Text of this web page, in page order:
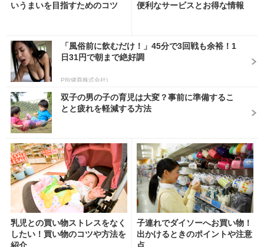
いうまいを目指すためのコツ
便利なサービスとお得な情報
「風俗前に飲むだけ！」45分で3回戦も余裕！1
日31円で朝まで絶好調
PR(健商株式会社)
双子の男の子の育児は大変？事前に準備するこ
とと疲れを軽減する方法
乳児との買い物ストレスをなく
したい！買い物のコツや方法を
子連れでダイソーへお買い物！
出かけるときのポイントや注意